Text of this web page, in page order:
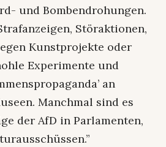
und Bombendrohungen.
Störaktionen,
Kunstprojekte oder
Experimente und
an
Manchmal sind es
der AfD in Parlamenten,